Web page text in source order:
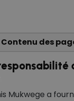
Contenu des
Mukwege a